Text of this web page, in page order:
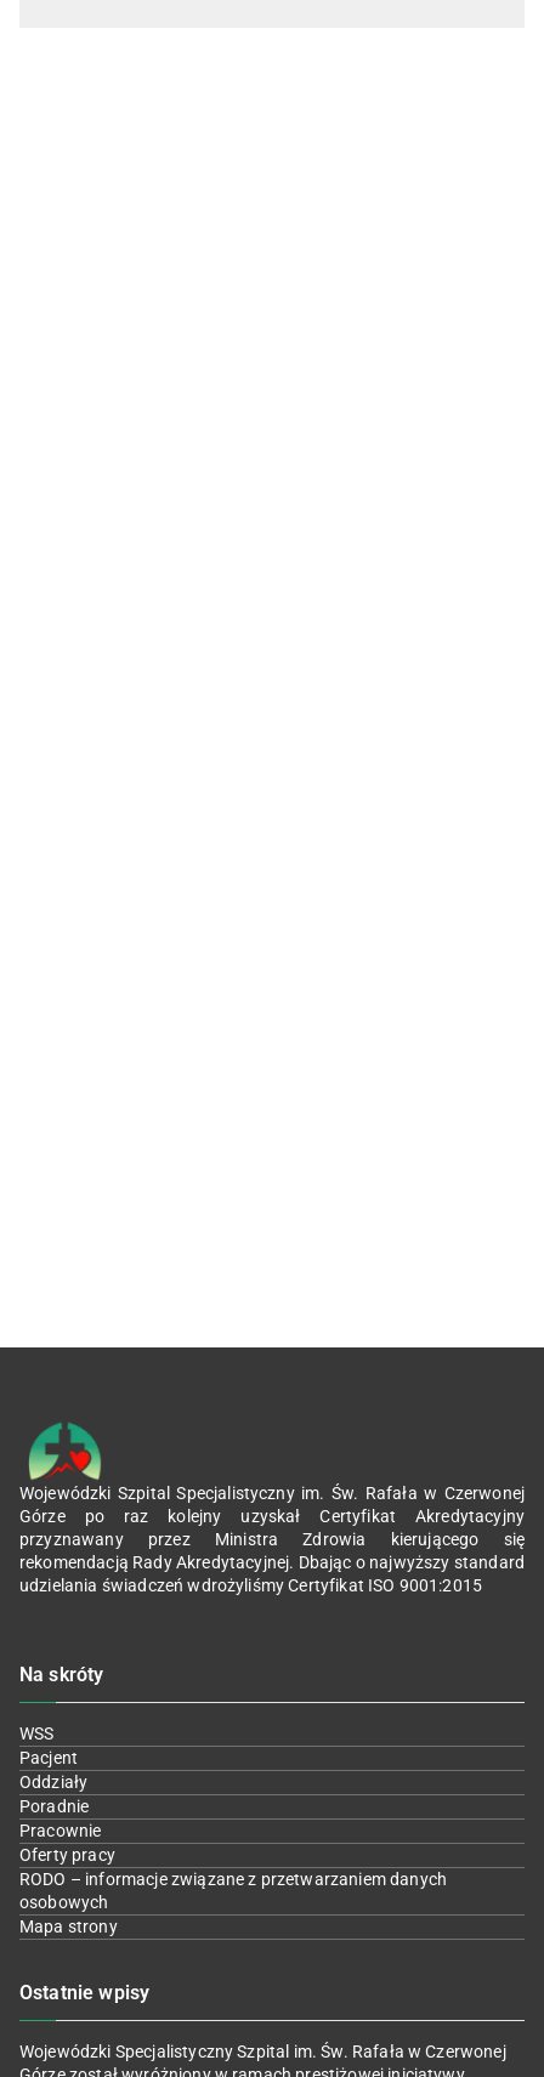
Wojewódzki Szpital Specjalistyczny im. Św. Rafała w Czerwonej
Górze po raz kolejny uzyskał Certyfikat Akredytacyjny
przyznawany przez Ministra Zdrowia kierującego się
rekomendacją Rady Akredytacyjnej. Dbając o najwyższy standard
udzielania świadczeń wdrożyliśmy Certyfikat ISO 9001:2015
Na skróty
WSS
Pacjent
Oddziały
Poradnie
Pracownie
Oferty pracy
RODO – informacje związane z przetwarzaniem danych
osobowych
Mapa strony
Ostatnie wpisy
Wojewódzki Specjalistyczny Szpital im. Św. Rafała w Czerwonej